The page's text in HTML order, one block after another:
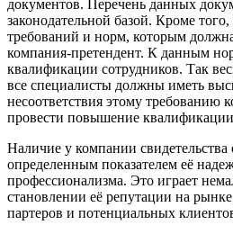
документов. Перечень данных
законодательной базой. Кроме того,
требований и норм, которым должна
компания-претендент. К данным
квалификации сотрудников. Так
все специалисты должны иметь
несоответствия этому требованию
провести повышение
Наличие у компании
определенным показателем её
профессионализма. Это играет
становлении её репутации на
партеров и потенциальных